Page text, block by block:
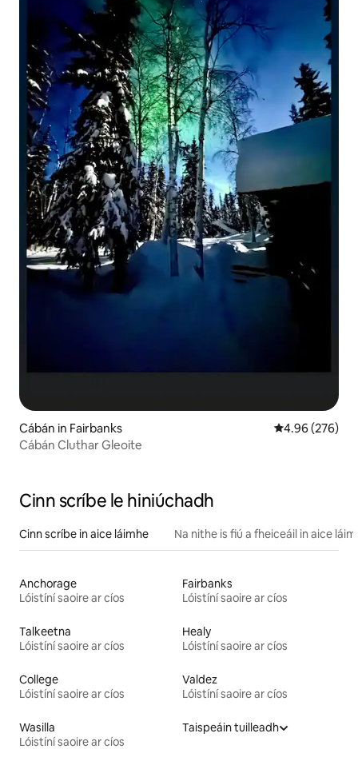
Cábán in Fairbanks Meánrátáil
4.96 (276)
Cábán Cluthar Gleoite
Cinn scríbe le hiniúchadh
Cinn scríbe in aice láimhe Na nithe is fiú a fheiceáil in aice
Anchorage
Lóistíní saoire ar cíos
Fairbanks
Lóistíní saoire ar cíos
Talkeetna
Lóistíní saoire ar cíos
Healy
Lóistíní saoire ar cíos
College
Lóistíní saoire ar cíos
Valdez
Lóistíní saoire ar cíos
Wasilla
Lóistíní saoire ar cíos
Taispeáin tuilleadh